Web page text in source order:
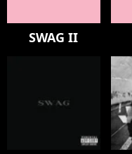
SWAG II